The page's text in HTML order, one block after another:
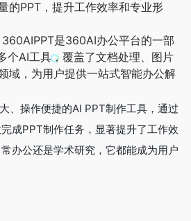
的PPT，提升工作效率和专业形
是360AI办公平台的一部
个AI工具，覆盖了文档处理、图片
域，为用户提供一站式智能办公解
、操作便捷的AI PPT制作工具，通过
成PPT制作任务，显著提升了工作效
办公还是学术研究，它都能成为用户